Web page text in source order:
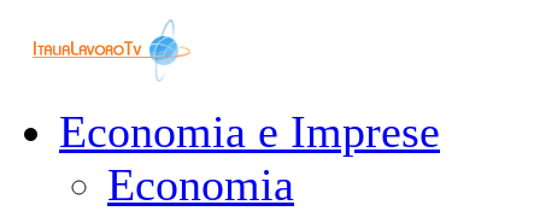
Economia e Imprese
Economia